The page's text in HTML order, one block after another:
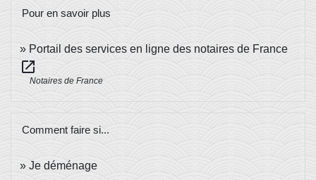
Pour en savoir plus
Portail des services en ligne des notaires de France
open_in_new
Notaires de France
Comment faire si...
Je déménage